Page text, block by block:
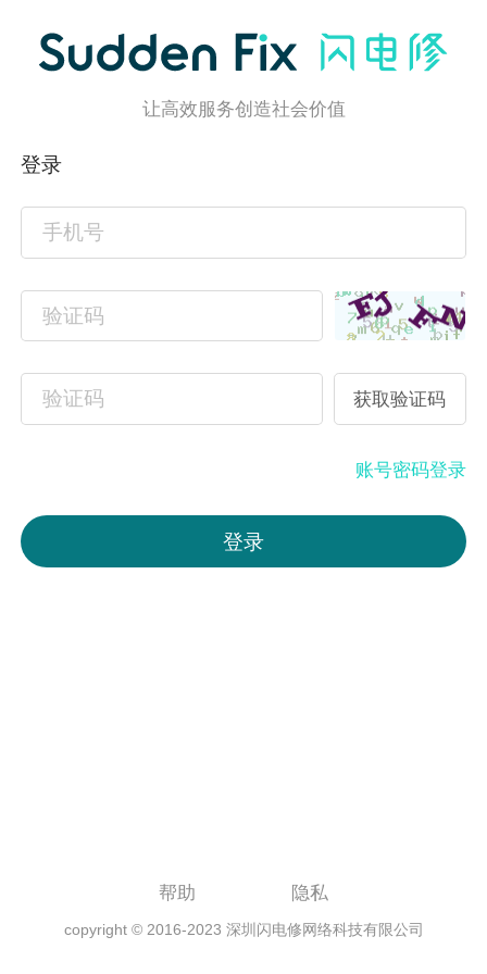
让高效服务创造社会价值
登录
账号密码登录
帮助 隐私
copyright © 2016-2023 深圳闪电修网络科技有限公司